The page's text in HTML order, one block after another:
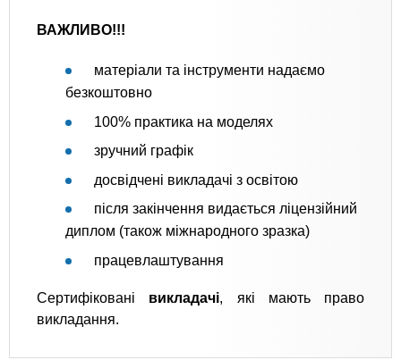
ВАЖЛИВО!!!
матеріали та інструменти надаємо
безкоштовно
100% практика на моделях
зручний графік
досвідчені викладачі з освітою
після закінчення видається ліцензійний
диплом (також міжнародного зразка)
працевлаштування
Сертифіковані викладачі, які мають право
викладання.